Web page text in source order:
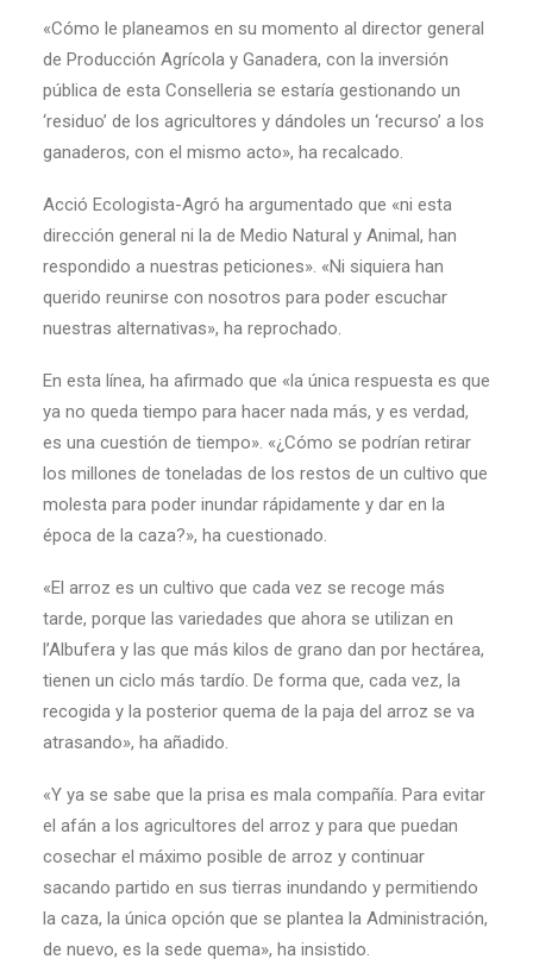
«Cómo le planeamos en su momento al director general
de Producción Agrícola y Ganadera, con la inversión
pública de esta Conselleria se estaría gestionando un
‘residuo’ de los agricultores y dándoles un ‘recurso’ a los
ganaderos, con el mismo acto», ha recalcado.
Acció Ecologista-Agró ha argumentado que «ni esta
dirección general ni la de Medio Natural y Animal, han
respondido a nuestras peticiones». «Ni siquiera han
querido reunirse con nosotros para poder escuchar
nuestras alternativas», ha reprochado.
En esta línea, ha afirmado que «la única respuesta es que
ya no queda tiempo para hacer nada más, y es verdad,
es una cuestión de tiempo». «¿Cómo se podrían retirar
los millones de toneladas de los restos de un cultivo que
molesta para poder inundar rápidamente y dar en la
época de la caza?», ha cuestionado.
«El arroz es un cultivo que cada vez se recoge más
tarde, porque las variedades que ahora se utilizan en
l’Albufera y las que más kilos de grano dan por hectárea,
tienen un ciclo más tardío. De forma que, cada vez, la
recogida y la posterior quema de la paja del arroz se va
atrasando», ha añadido.
«Y ya se sabe que la prisa es mala compañía. Para evitar
el afán a los agricultores del arroz y para que puedan
cosechar el máximo posible de arroz y continuar
sacando partido en sus tierras inundando y permitiendo
la caza, la única opción que se plantea la Administración,
de nuevo, es la sede quema», ha insistido.